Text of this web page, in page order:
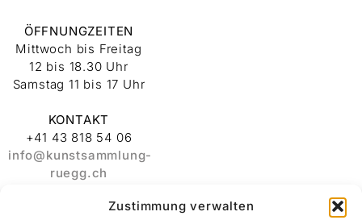
Zustimmung verwalten
ÖFFNUNGZEITEN
Mittwoch bis Freitag
12 bis 18.30 Uhr
Samstag 11 bis 17 Uhr
KONTAKT
+41 43 818 54 06
info@kunstsammlung-
ruegg.ch
ADRESSE